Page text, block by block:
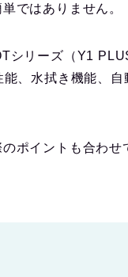
ではありません。
シリーズ（Y1
、水拭き機能、自
ポイントも合わせ